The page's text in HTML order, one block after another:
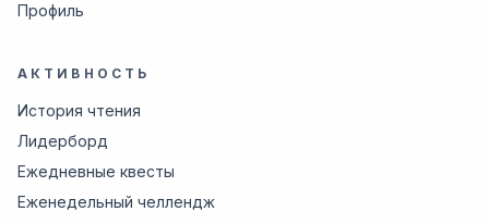
Профиль
АКТИВНОСТЬ
История чтения
Лидерборд
Ежедневные квесты
Еженедельный челлендж